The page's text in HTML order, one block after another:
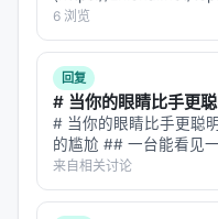
有危险，但我什么都
论文作者们统计了他
的冲突对是什么？自
现了。自主性对行善
是例外，是常态。是
这就像你家里养了四
但它们凑在一起就互
**——标题改为问题驱动
于 AI 引擎引用。 | 指
6 浏览
回复
# 当你的眼睛比手更
# 当你的眼睛比手更聪
的尴尬 ## 一台能看见
外科医生，拥有世界上
管的走向，能识别肿瘤
的手没有触觉，不知…
来自相关讨论